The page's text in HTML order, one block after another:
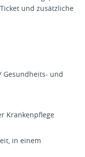
und zusätzliche
Gesundheits- und
Krankenpflege
in einem